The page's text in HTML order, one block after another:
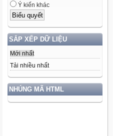
Ý kiến khác
SẮP XẾP DỮ LIỆU
Mới nhất
Tải nhiều nhất
NHÚNG MÃ HTML